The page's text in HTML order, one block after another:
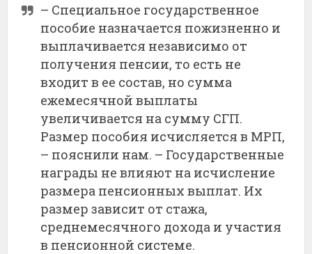
– Специальное государственное
пособие назначается пожизненно и
выплачивается независимо от
получения пенсии, то есть не
входит в ее состав, но сумма
ежемесячной выплаты
увеличивается на сумму СГП.
Размер пособия исчисляется в МРП,
– пояснили нам. – Государственные
награды не влияют на исчисление
размера пенсионных выплат. Их
размер зависит от стажа,
среднемесячного дохода и участия
в пенсионной системе.